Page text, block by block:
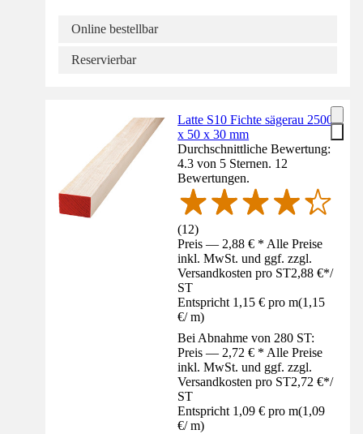
Online bestellbar
Reservierbar
Latte S10 Fichte sägerau 2500
x 50 x 30 mm
Durchschnittliche Bewertung:
4.3 von 5 Sternen. 12
Bewertungen.
(12)
Preis — 2,88 € * Alle Preise
inkl. MwSt. und ggf. zzgl.
Versandkosten pro ST2,88 €*/
ST
Entspricht 1,15 € pro m(1,15
€/ m)
Bei Abnahme von 280 ST:
Preis — 2,72 € * Alle Preise
inkl. MwSt. und ggf. zzgl.
Versandkosten pro ST2,72 €*/
ST
Entspricht 1,09 € pro m(1,09
€/ m)